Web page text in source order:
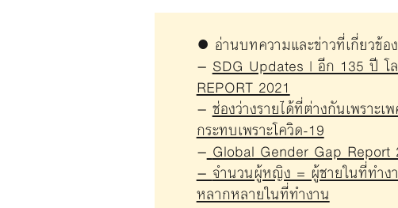
● อ่านบทความและข่าวที่เกี่ยวข้อง
–SDG Updates | อีก 135 ปี โ
REPORT 2021
–ช่องว่างรายได้ที่ต่างกันเพราะ
กระทบเพราะโควิด-19
– Global Gender Gap
–จำนวนผู้หญิง = ผู้ชายในที่ทำง
หลากหลายในที่ทำงาน